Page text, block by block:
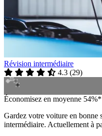
Révision intermédiaire
4.3 (29)
Économisez en moyenne 54%*
Gardez votre voiture en bonne
intermédiaire. Actuellement à